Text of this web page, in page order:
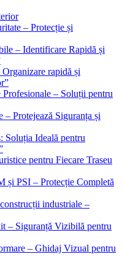
– Protecție și
– Identificare Rapidă și
rapidă și
– Soluții pentru
– Protejează Siguranța și
Soluția Ideală pentru
pentru Fiecare Traseu
și PSI – Protecție Completă
industriale –
– Siguranță Vizibilă pentru
– Ghidaj Vizual pentru